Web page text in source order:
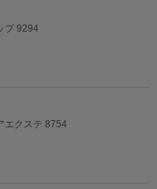
プ 9294
エクステ 8754